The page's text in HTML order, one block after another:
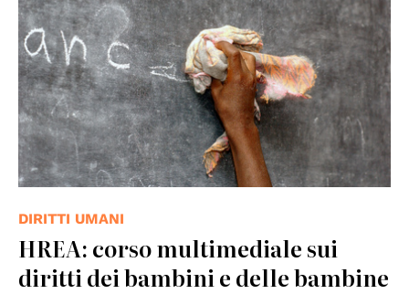
DIRITTI UMANI
HREA: corso multimediale sui
diritti dei bambini e delle bambine